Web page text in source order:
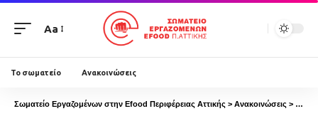
Aa
Το σωματείο Ανακοινώσεις
Σωματείο Εργαζομένων στην Efood Περιφέρειας Αττικής > Ανακοινώσεις > Όταν